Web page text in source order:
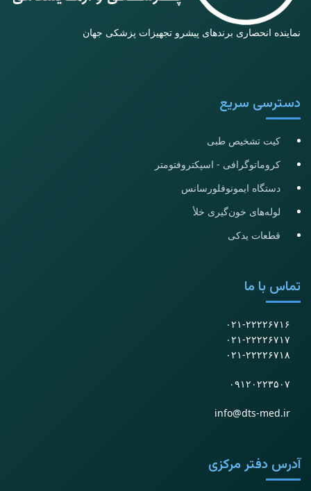
نماینده انحصاری برندهای پیشرو تجهیزات پزشکی جهان
دسترسی سریع
کیت تشخیص طبی
کروماتوگرافی - اسپکتروفتومتر
دستگاه ایمونوفلورسانس
لوله‌های خون‌گیری خلأ
قطعات یدکی
تماس با ما
۰۲۱-۲۲۲۲۶۷۱۶
۰۲۱-۲۲۲۲۶۷۱۷
۰۲۱-۲۲۲۲۶۷۱۸
۰۹۱۲۰۲۲۳۵۰۷
info@dts-med.ir
آدرس دفتر مرکزی